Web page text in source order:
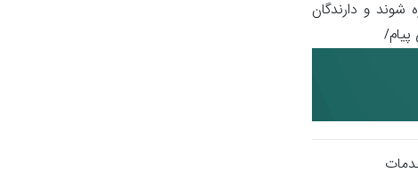
و دارندگان